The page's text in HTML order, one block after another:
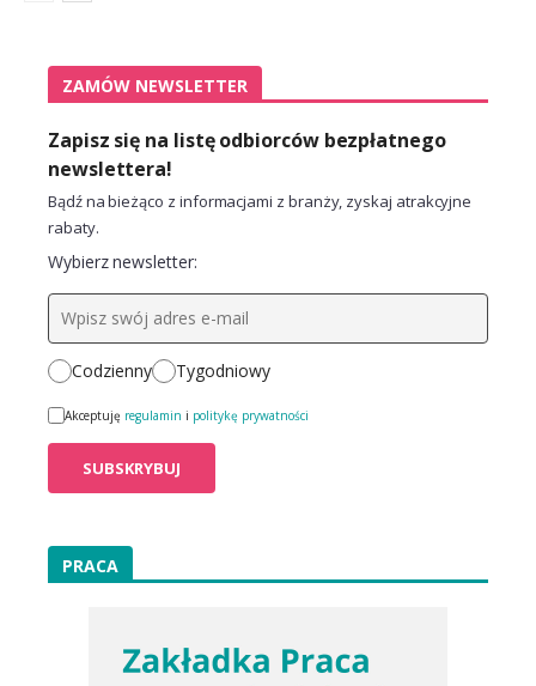
ZAMÓW NEWSLETTER
Zapisz się na listę odbiorców bezpłatnego
newslettera!
Bądź na bieżąco z informacjami z branży, zyskaj atrakcyjne
rabaty.
Wybierz newsletter:
Codzienny Tygodniowy
Akceptuję regulamin i politykę prywatności
PRACA